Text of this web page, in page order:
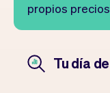
propios
Tu día